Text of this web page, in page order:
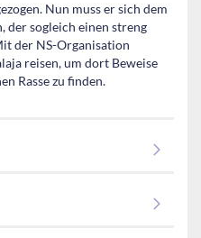
Nun muss er sich dem
der sogleich einen streng
der NS-Organisation
reisen, um dort Beweise
Rasse zu finden.